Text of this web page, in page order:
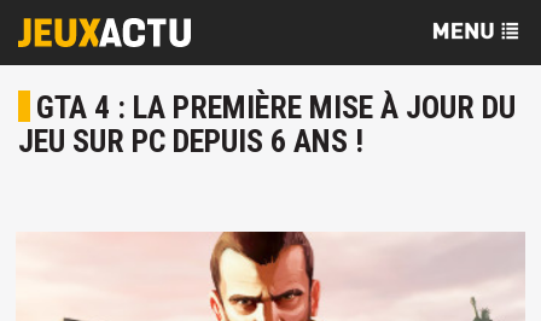
GTA 4 : LA PREMIÈRE MISE À JOUR DU
JEU SUR PC DEPUIS 6 ANS !